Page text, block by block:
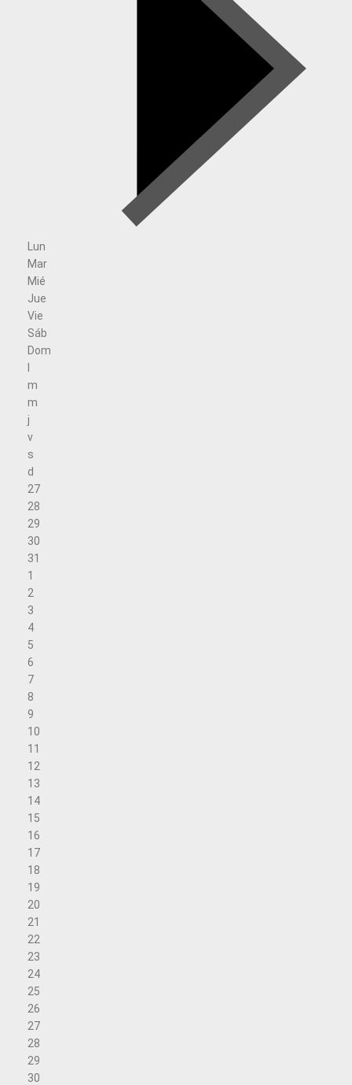
Lun
Mar
Mié
Jue
Vie
Sáb
Dom
m
m
j
v
s
d
27
28
29
30
31
1
2
3
4
5
6
7
8
9
10
11
12
13
14
15
16
17
18
19
20
21
22
23
24
25
26
27
28
29
30